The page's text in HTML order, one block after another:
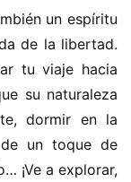
un espíritu
de la libertad.
tu viaje hacia
su naturaleza
dormir en la
un toque de
¡Ve a explorar,